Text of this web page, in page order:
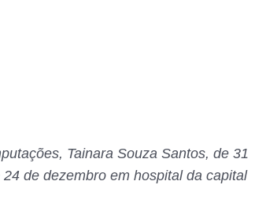
Tainara Souza Santos, de 31
de dezembro em hospital da capital